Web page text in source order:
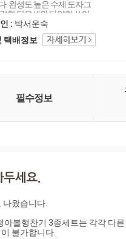
. 완성도 높은 수제 도자그
한 담음새와 다양한 쓰임
의 순간을 소중하게 선물
나와 가족을 대접하는 행복
로 초대합니다.
: 박서운숙
택배정보
필수정보
왔습니다.
아볼형찬기 3종세트는 각각 다
불가합니다.